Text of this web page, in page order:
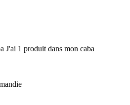
J'ai 1 produit dans mon caba